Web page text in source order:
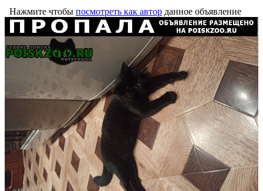
Нажмите чтобы посмотреть как автор данное объявление